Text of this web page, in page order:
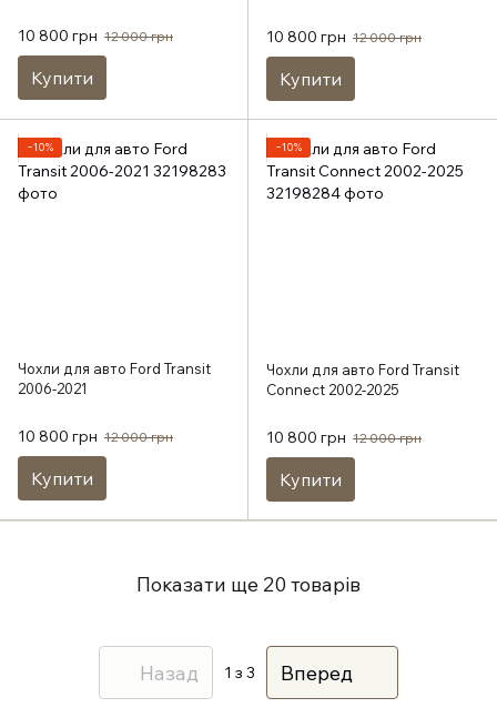
10 800 грн 12 000 грн
Купити
10 800 грн 12 000 грн
Купити
−10%
Чохли для авто Ford Transit
2006-2021
10 800 грн 12 000 грн
Купити
−10%
Чохли для авто Ford Transit
Connect 2002-2025
10 800 грн 12 000 грн
Купити
Показати ще 20 товарів
Назад 1 з 3 Вперед